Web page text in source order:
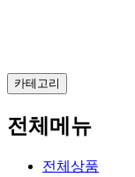
카테고리
전체메뉴
전체상품